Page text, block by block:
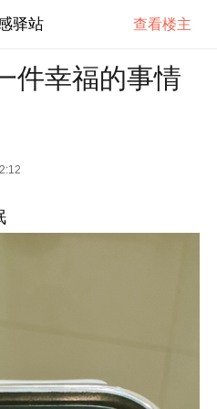
驿站 查看楼主
件幸福的事情